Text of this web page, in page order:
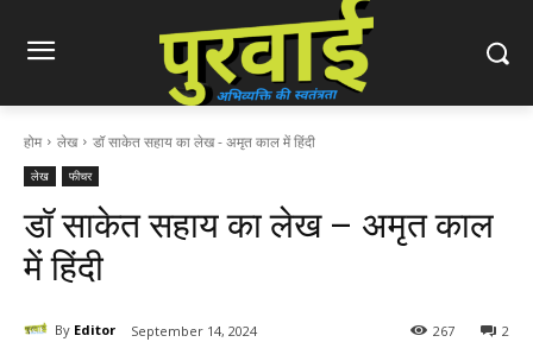
होम लेख डॉ साकेत सहाय का लेख - अमृत काल में हिंदी
लेख फीचर
डॉ साकेत सहाय का लेख – अमृत काल
में हिंदी
By Editor September 14, 2024 2
267